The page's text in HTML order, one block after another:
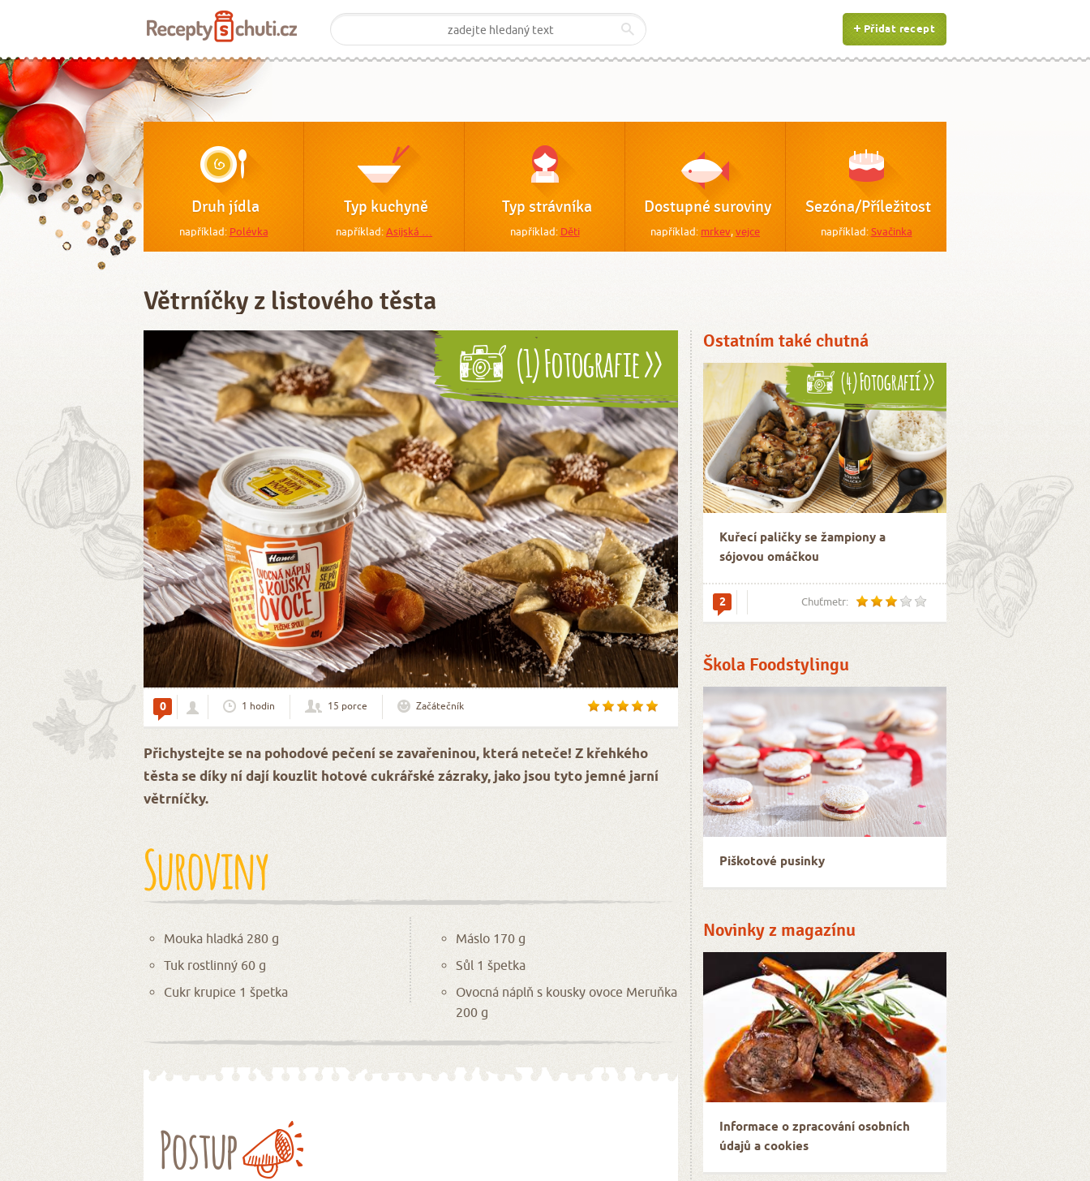
Přidat recept
Druh jídla
například: Polévka
Typ kuchyně
například:Asijská …
Typ strávníka
například: Děti
Dostupné suroviny
například: mrkev,vejce
Sezóna/Příležitost
například:Svačinka
Větrníčky z listového těsta
Ostatním také chutná
(4) Fotografií >>
Kuřecí paličky se žampiony a
sójovou omáčkou
2 Chuťmetr:
Škola Foodstylingu
Piškotové pusinky
Novinky z magazínu
Informace o zpracování osobních
údajů a cookies
(1) Fotografie >>
0 1 hodin 15 porce Začátečník
Přichystejte se na pohodové pečení se zavařeninou, která neteče! Z křehkého
těsta se díky ní dají kouzlit hotové cukrářské zázraky, jako jsou tyto jemné jarní
větrníčky.
Suroviny
Mouka hladká 280 g
Tuk rostlinný 60 g
Cukr krupice 1 špetka
Máslo 170 g
Sůl 1 špetka
Ovocná náplň s kousky ovoce Meruňka
200 g
Postup